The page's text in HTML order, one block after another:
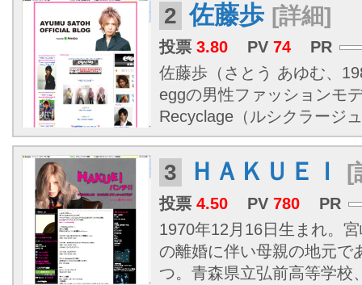
2 佐藤歩 [詳細]
投票 3.80 PV 74
PR
佐藤歩（さとう あゆむ、
eggの男性ファッションモ
Recyclage（ルシクラージ
3 ＨＡＫＵＥＩ [
投票 4.50 PV 780
PR
1970年12月16日生まれ。
の離婚に伴い母親の地元で
つ。青森県立弘前高等学校